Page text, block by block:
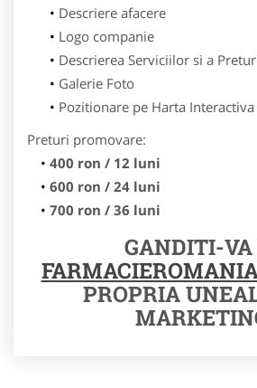
Descriere afacere
Logo companie
Descrierea Serviciilor si a
Galerie Foto
Pozitionare pe Harta Interactiva
Preturi promovare:
400 ron / 12 luni
600 ron / 24 luni
700 ron / 36 luni
GANDITI-
PROPRIA